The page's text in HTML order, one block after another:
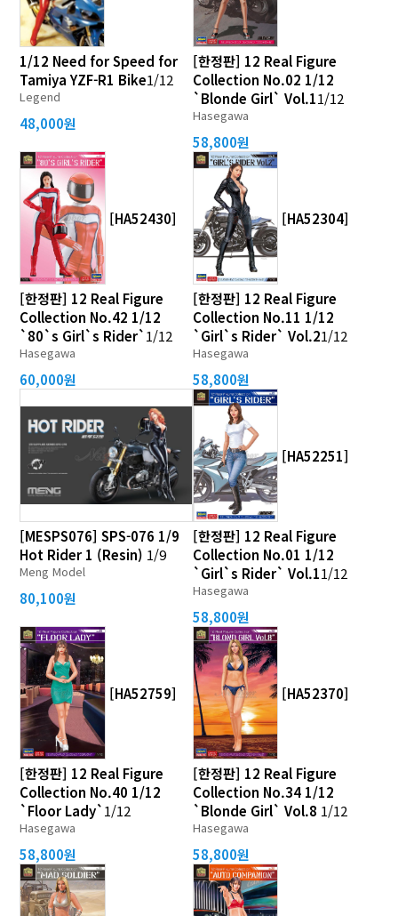
1/12 Need for Speed for
Tamiya YZF-R1 Bike1/12
Legend
48,000원
[한정판] 12 Real Figure
Collection No.02 1/12
`Blonde Girl` Vol.11/12
Hasegawa
58,800원
[HA52430]
[한정판] 12 Real Figure
Collection No.42 1/12
`80`s Girl`s Rider`1/12
Hasegawa
60,000원
[HA52304]
[한정판] 12 Real Figure
Collection No.11 1/12
`Girl`s Rider` Vol.21/12
Hasegawa
58,800원
[MESPS076] SPS-076 1/9
Hot Rider 1 (Resin) 1/9
Meng Model
80,100원
[HA52251]
[한정판] 12 Real Figure
Collection No.01 1/12
`Girl`s Rider` Vol.11/12
Hasegawa
58,800원
[HA52759]
[한정판] 12 Real Figure
Collection No.40 1/12
`Floor Lady`1/12
Hasegawa
58,800원
[HA52370]
[한정판] 12 Real Figure
Collection No.34 1/12
`Blonde Girl` Vol.8 1/12
Hasegawa
58,800원